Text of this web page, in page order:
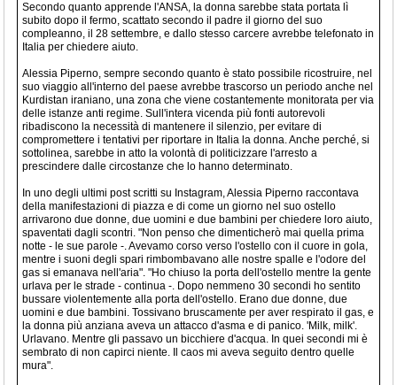
Secondo quanto apprende l'ANSA, la donna sarebbe stata portata lì
subito dopo il fermo, scattato secondo il padre il giorno del suo
compleanno, il 28 settembre, e dallo stesso carcere avrebbe telefonato in
Italia per chiedere aiuto.
Alessia Piperno, sempre secondo quanto è stato possibile ricostruire, nel
suo viaggio all'interno del paese avrebbe trascorso un periodo anche nel
Kurdistan iraniano, una zona che viene costantemente monitorata per via
delle istanze anti regime. Sull'intera vicenda più fonti autorevoli
ribadiscono la necessità di mantenere il silenzio, per evitare di
compromettere i tentativi per riportare in Italia la donna. Anche perché, si
sottolinea, sarebbe in atto la volontà di politicizzare l'arresto a
prescindere dalle circostanze che lo hanno determinato.
In uno degli ultimi post scritti su Instagram, Alessia Piperno raccontava
della manifestazioni di piazza e di come un giorno nel suo ostello
arrivarono due donne, due uomini e due bambini per chiedere loro aiuto,
spaventati dagli scontri. "Non penso che dimenticherò mai quella prima
notte - le sue parole -. Avevamo corso verso l'ostello con il cuore in gola,
mentre i suoni degli spari rimbombavano alle nostre spalle e l'odore del
gas si emanava nell'aria". "Ho chiuso la porta dell'ostello mentre la gente
urlava per le strade - continua -. Dopo nemmeno 30 secondi ho sentito
bussare violentemente alla porta dell'ostello. Erano due donne, due
uomini e due bambini. Tossivano bruscamente per aver respirato il gas, e
la donna più anziana aveva un attacco d'asma e di panico. 'Milk, milk'.
Urlavano. Mentre gli passavo un bicchiere d'acqua. In quei secondi mi è
sembrato di non capirci niente. Il caos mi aveva seguito dentro quelle
mura".